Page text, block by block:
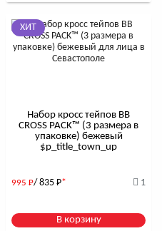
ХИТ
Набор кросс тейпов BB
CROSS PACK™ (3 размера в
упаковке) бежевый
$р_title_town_up
995 Р/ 835 Р* 1
В корзину